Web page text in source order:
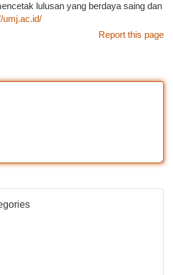
lulusan yang berdaya saing dan
umj.ac.id/
Report this page